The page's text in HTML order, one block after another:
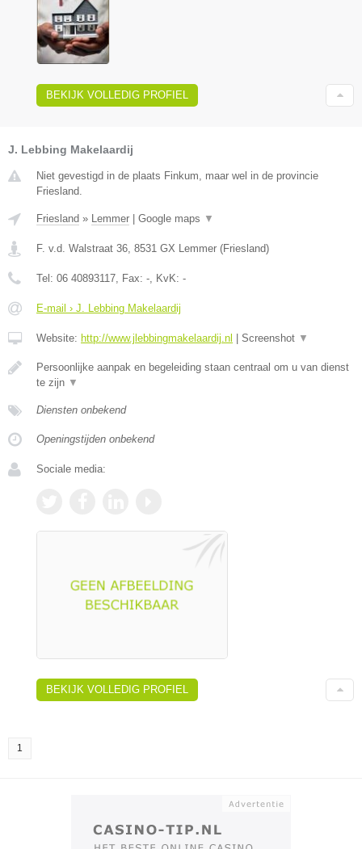
BEKIJK VOLLEDIG PROFIEL
J. Lebbing Makelaardij
Niet gevestigd in de plaats Finkum, maar wel in de provincie
Friesland.
Friesland » Lemmer Google maps ▼
F. v.d. Walstraat 36 8531 GX Lemmer (Friesland)
Tel: 06 40893117 , Fax: - , KvK: -
E-mail › J. Lebbing Makelaardij
Website: http://www.jlebbingmakelaardij.nl Screenshot ▼
Persoonlijke aanpak en begeleiding staan centraal om u van dienst
te zijn ▼
Diensten onbekend
Openingstijden onbekend
Sociale media:
BEKIJK VOLLEDIG PROFIEL
1